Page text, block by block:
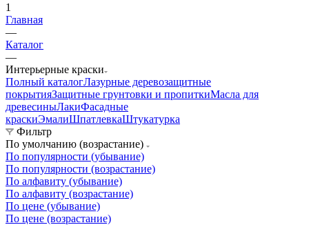
1
Главная
—
Каталог
—
Интерьерные краски
Полный каталогЛазурные деревозащитные
покрытияЗащитные грунтовки и пропиткиМасла для
древесиныЛакиФасадные
краскиЭмалиШпатлевкаШтукатурка
Фильтр
По умолчанию (возрастание)
По популярности (убывание)
По популярности (возрастание)
По алфавиту (убывание)
По алфавиту (возрастание)
По цене (убывание)
По цене (возрастание)